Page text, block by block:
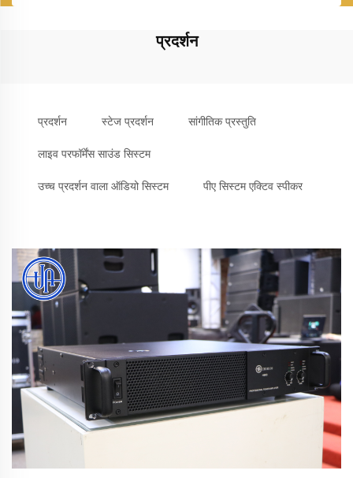
प्रदर्शन
प्रदर्शन स्टेज प्रदर्शन सांगीतिक प्रस्तुति
लाइव परफॉर्मेंस साउंड सिस्टम
उच्च प्रदर्शन वाला ऑडियो सिस्टम पीए सिस्टम एक्टिव स्पीकर